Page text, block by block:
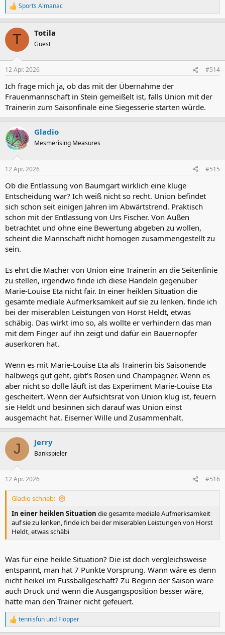
R
e
k
i
e
:
Sports Almanac
T Totila
Guest
12 Apr. 2026 #514
Ich frage mich ja, ob das mit der Übernahme der
Frauenmannschaft in Stein gemeißelt ist, falls Union mit der
Trainerin zum Saisonfinale eine Siegesserie starten würde.
Gladio
Mesmerising Measures
12 Apr. 2026 #515
Ob die Entlassung von Baumgart wirklich eine kluge
Entscheidung war? Ich weiß nicht so recht. Union befindet
sich schon seit einigen Jahren im Abwärtstrend. Praktisch
schon mit der Entlassung von Urs Fischer. Von Außen
betrachtet und ohne eine Bewertung abgeben zu wollen,
scheint die Mannschaft nicht homogen zusammengestellt zu
sein.
Es ehrt die Macher von Union eine Trainerin an die Seitenlinie
zu stellen, irgendwo finde ich diese Handeln gegenüber
Marie-Louise Eta nicht fair. In einer heiklen Situation die
gesamte mediale Aufmerksamkeit auf sie zu lenken, finde ich
bei der miserablen Leistungen von Horst Heldt, etwas
schäbig. Das wirkt imo so, als wollte er verhindern das man
mit dem Finger auf ihn zeigt und dafür ein Bauernopfer
auserkoren hat.
Wenn es mit Marie-Louise Eta als Trainerin bis Saisonende
halbwegs gut geht, gibt's Rosen und Champagner. Wenn es
aber nicht so dolle läuft ist das Experiment Marie-Louise Eta
gescheitert. Wenn der Aufsichtsrat von Union klug ist, feuern
sie Heldt und besinnen sich darauf was Union einst
ausgemacht hat. Eiserner Wille und Zusammenhalt.
J Jerry
Bankspieler
12 Apr. 2026 #516
Gladio schrieb:
In einer heiklen Situation die gesamte mediale Aufmerksamkeit
auf sie zu lenken, finde ich bei der miserablen Leistungen von Horst
Heldt, etwas schäbi
Was für eine heikle Situation? Die ist doch vergleichsweise
entspannt, man hat 7 Punkte Vorsprung. Wann wäre es denn
nicht heikel im Fussballgeschäft? Zu Beginn der Saison wäre
auch Druck und wenn die Ausgangsposition besser wäre,
hätte man den Trainer nicht gefeuert.
R
e
tennisfun und Flöpper